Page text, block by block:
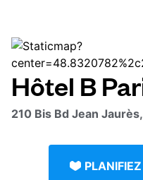
Hôtel B
210 Bis Bd Jean